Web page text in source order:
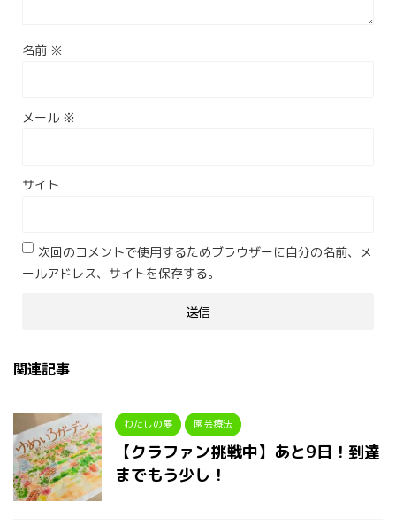
名前 ※
メール ※
サイト
次回のコメントで使用するためブラウザーに自分の名前、メ
ールアドレス、サイトを保存する。
関連記事
わたしの夢 園芸療法
【クラファン挑戦中】あと9日！到達
までもう少し！